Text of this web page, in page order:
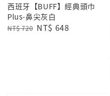
西班牙【BUFF】經典頭巾
Plus-鼻尖灰白
Regular
NT$ 720 Sale
NT$ 648